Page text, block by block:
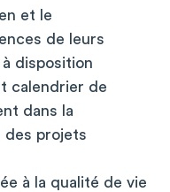
et le
de leurs
disposition
calendrier de
dans la
des projets
à la qualité de vie